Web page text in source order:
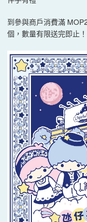
到參與商戶消費滿
個，數量有限送完即止！